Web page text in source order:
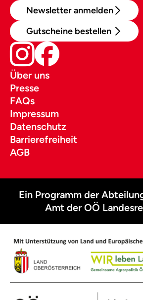
Newsletter anmelden
Gutscheine bestellen
Über uns
Presse
FAQs
Impressum
Datenschutz
Barrierefreiheit
AGB
Ein Programm der
Amt der OÖ